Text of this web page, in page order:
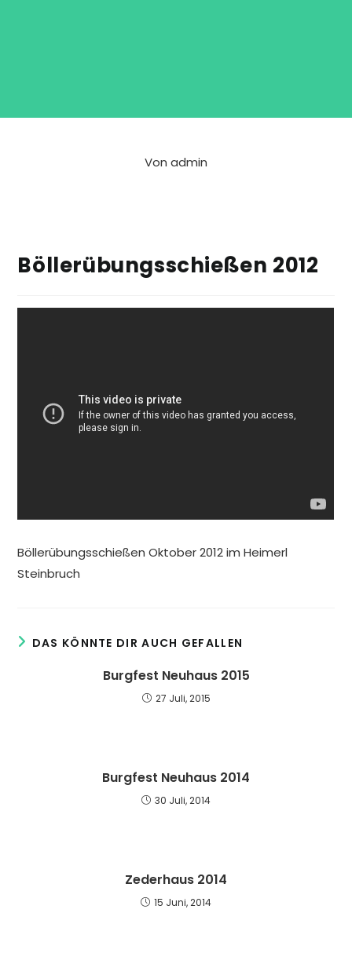
Von admin
Böllerübungsschießen 2012
Böllerübungsschießen Oktober 2012 im Heimerl
Steinbruch
DAS KÖNNTE DIR AUCH GEFALLEN
Burgfest Neuhaus 2015
27 Juli, 2015
Burgfest Neuhaus 2014
30 Juli, 2014
Zederhaus 2014
15 Juni, 2014